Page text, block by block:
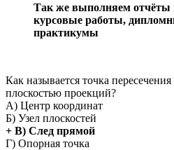
Так же выполняем отчёты
курсовые работы,
практикумы
Как называется точка
плоскостью проекций?
А) Центр координат
Б) Узел плоскостей
+ В) След прямой
Г) Опорная точка